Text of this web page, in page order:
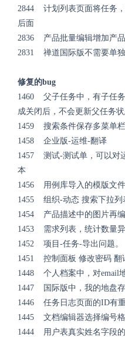
2844 计划列表页面将任务
后面
2836 产品批量编辑增加产
2831 禅道国际版不需要单
修复的bug
1460 父子任务中，有子任
成关闭后，不会更新父任务
1459 搜索条件保存多菜单
1458 企业版-运维-翻译
1457 测试-测试单，可以对
本
1456 用例库导入的模版文
1455 组织-动态 搜索下拉列
1454 产品描述中的图片再
1453 需求列表，统计数量
1452 项目-任务-导出问题。
1451 控制面板 修改密码 翻
1448 个人档案中，对email
1447 国际版中，我的地盘
1446 任务日志页面的ID有
1445 文档编辑器选择编号
1444 用户表真实姓名字段